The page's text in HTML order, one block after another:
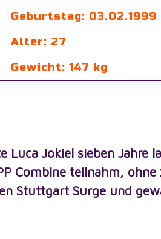
Geburtstag: 03.02.1999
Alter: 27
Gewicht: 147 kg
Luca Jokiel sieben
Combine teilnahm,
Stuttgart Surge und